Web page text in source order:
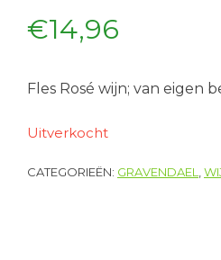
€14,96
Fles Rosé wijn; van eigen
Uitverkocht
CATEGORIEËN: GRAVENDAEL